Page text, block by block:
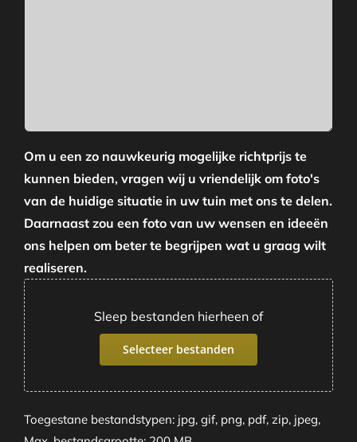
Om u een zo nauwkeurig mogelijke richtprijs te
kunnen bieden, vragen wij u vriendelijk om foto's
van de huidige situatie in uw tuin met ons te delen.
Daarnaast zou een foto van uw wensen en ideeën
ons helpen om beter te begrijpen wat u graag wilt
realiseren.
Sleep bestanden hierheen of
Selecteer bestanden
Toegestane bestandstypen: jpg, gif, png, pdf, zip, jpeg,